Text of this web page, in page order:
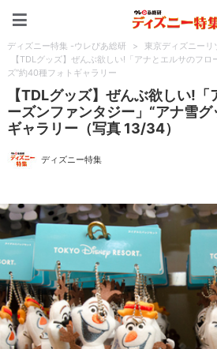
ディズニー特集 -ウレぴあ総研 > 東京ディズニーリ
【TDLグッズ】ぜんぶ欲しい!「アナとエルサのフ
ズ”約40種フォトギャラリー
【TDLグッズ】ぜんぶ欲しい!
ーズンファンタジー」“アナ雪
ギャラリー（写真 13/34）
ディズニー特集